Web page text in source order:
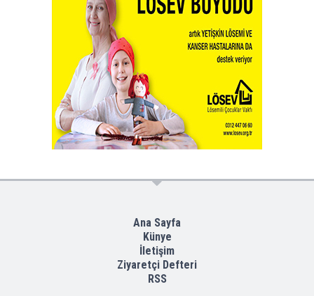
Ana Sayfa
Künye
İletişim
Ziyaretçi Defteri
RSS